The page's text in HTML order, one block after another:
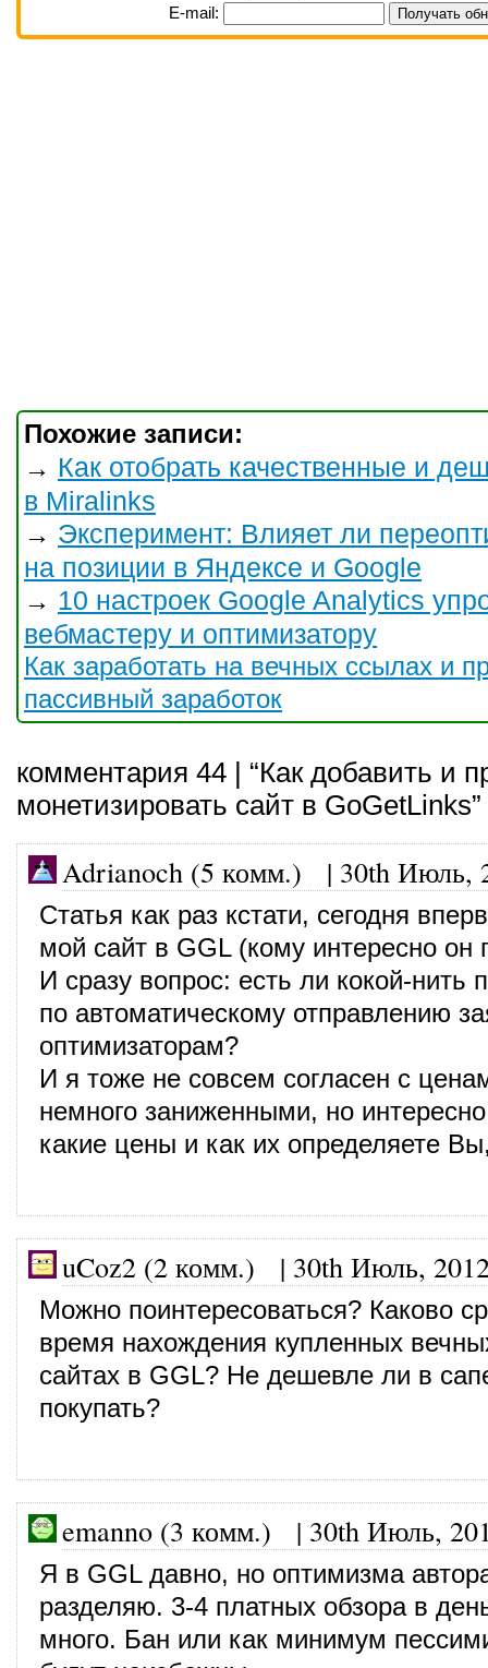
E-mail:
Похожие записи:
→ Как отобрать качественные и
в Miralinks
→ Эксперимент: Влияет ли
на позиции в Яндексе и Google
→ 10 настроек Google Analytics
вебмастеру и оптимизатору
Как заработать на вечных ссылах и
пассивный заработок
комментария 44 | “Как добавить и
монетизировать сайт в GoGetLinks”
Adrianoch (5 комм.) | 30th Июль,
Статья как раз кстати, сегодня
мой сайт в GGL (кому интересно
И сразу вопрос: есть ли кокой-нить
по автоматическому отправлению
оптимизаторам?
И я тоже не совсем согласен с
немного заниженными, но
какие цены и как их определяете
uCoz2 (2 комм.) | 30th Июль,
Можно поинтересоваться? Каково
время нахождения купленных
сайтах в GGL? Не дешевле ли в
покупать?
emanno (3 комм.) | 30th Июль,
Я в GGL давно, но оптимизма
разделяю. 3-4 платных обзора в
много. Бан или как минимум